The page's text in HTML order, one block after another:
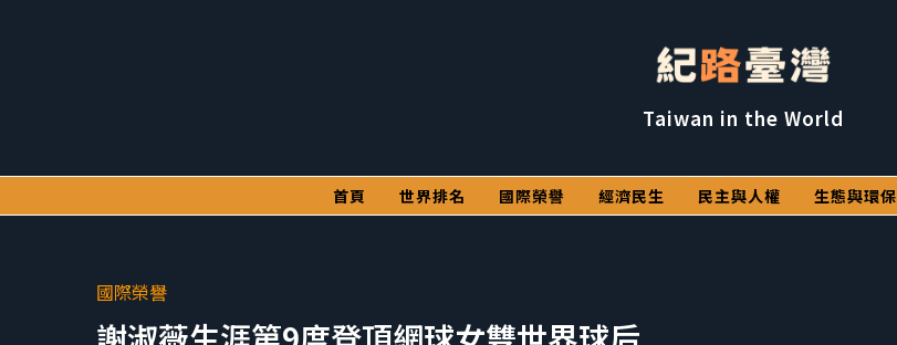
Taiwan in the World
首頁 世界排名 國際榮譽 經濟民生 民主與人權 生態與環保
國際榮譽